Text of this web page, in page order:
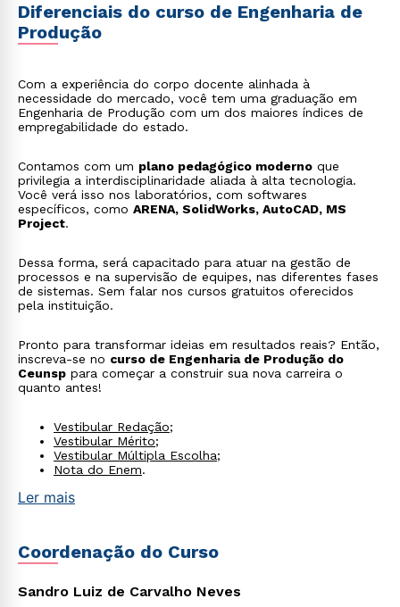
Engenharia Econômica: análise de viabilidade
econômica de projetos e investimentos empresariais;
Engenharia do Produto
Engenharia Organizacional: estruturação e gestão
de processos organizacionais, com foco em
desempenho e resultados;
Engenharia do Trabalho
Engenharia da Sustentabilidade: implementação de
práticas sustentáveis nos processos produtivos e na
gestão empresarial.
Diferenciais do curso de Engenharia de
Produção
Com a experiência do corpo docente alinhada à
necessidade do mercado, você tem uma graduação em
Engenharia de Produção com um dos maiores índices de
empregabilidade do estado.
Contamos com um plano pedagógico moderno que
privilegia a interdisciplinaridade aliada à alta tecnologia.
Você verá isso nos laboratórios, com softwares
específicos, como ARENA, SolidWorks, AutoCAD, MS
Project.
Dessa forma, será capacitado para atuar na gestão de
processos e na supervisão de equipes, nas diferentes fases
de sistemas. Sem falar nos cursos gratuitos oferecidos
pela instituição.
Pronto para transformar ideias em resultados reais? Então,
inscreva-se no curso de Engenharia de Produção do
Ceunsp para começar a construir sua nova carreira o
quanto antes!
Vestibular Redação;
Vestibular Mérito;
Vestibular Múltipla Escolha;
Nota do Enem.
Ler mais
Coordenação do Curso
Sandro Luiz de Carvalho Neves